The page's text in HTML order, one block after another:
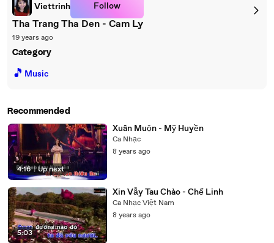
Viettrinh Follow
Tha Trang Tha Den - Cam Ly
19 years ago
Category
🎵 Music
Recommended
4:16 | Up next
Xuân Muộn - Mỹ Huyền
Ca Nhạc
8 years ago
5:03
Xin Vẫy Tau Chào - Chế Linh
Ca Nhạc Việt Nam
8 years ago